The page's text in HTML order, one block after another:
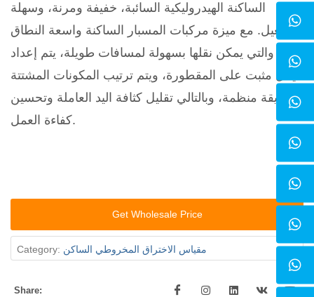
الساكنة الهيدروليكية السائبة، خفيفة ومرنة، وسهلة
التشغيل. مع ميزة مركبات المسبار الساكنة واسعة النطاق
والتي يمكن نقلها بسهولة لمسافات طويلة، يتم إعداد
هيكل مثبت على المقطورة، ويتم ترتيب المكونات المشتتة
بطريقة منظمة، وبالتالي تقليل كثافة اليد العاملة وتحسين
كفاءة العمل.
Get Wholesale Price
Category: مقياس الاختراق المخروطي الساكن
Share: